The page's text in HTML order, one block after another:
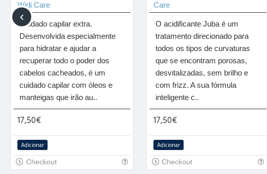
Widi Care
Cuidado capilar extra.
Desenvolvida especialmente
para hidratar e ajudar a
recuperar todo o poder dos
cabelos cacheados, é um
cuidado capilar com óleos e
manteigas que irão au..
17,50€
Adicionar
Checkout
Care
O acidificante Juba é um
tratamento direcionado para
todos os tipos de curvaturas
que se encontram porosas,
desvitalizadas, sem brilho e
com frizz. A sua fórmula
inteligente c..
17,50€
Adicionar
Checkout